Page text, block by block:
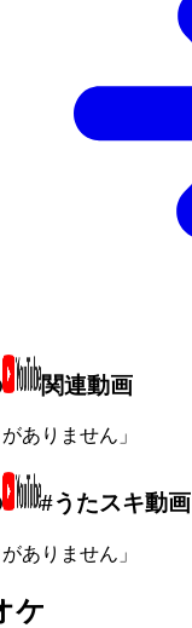
関連動画
ありません」
#うたスキ動画
ありません」
ケ